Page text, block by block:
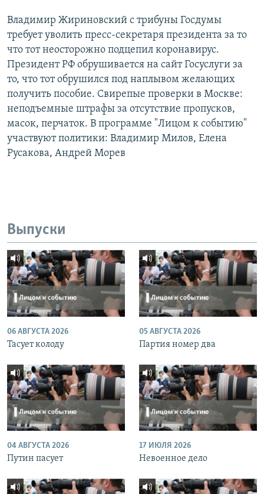
Владимир Жириновский с трибуны Госдумы
требует уволить пресс-секретаря президента за то
что тот неосторожно подцепил коронавирус.
Президент РФ обрушивается на сайт Госуслуги за
то, что тот обрушился под наплывом желающих
получить пособие. Свирепые проверки в Москве:
неподъемные штрафы за отсутствие пропусков,
масок, перчаток. В программе "Лицом к событию"
участвуют политики: Владимир Милов, Елена
Русакова, Андрей Морев
Выпуски
06 АВГУСТА 2026
Тасует колоду
05 АВГУСТА 2026
Партия номер два
04 АВГУСТА 2026
Путин пасует
17 ИЮЛЯ 2026
Невоенное дело